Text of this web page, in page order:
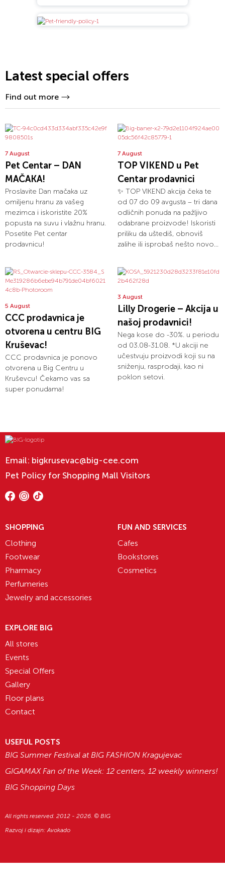
Latest special offers
Find out more
7 August
Pet Centar – DAN
MAČAKA!
Proslavite Dan mačaka uz
omiljenu hranu za vašeg
mezimca i iskoristite 20%
popusta na suvu i vlažnu hranu.
Posetite Pet centar
prodavnicu!
7 August
TOP VIKEND u Pet
Centar prodavnici
✨ TOP VIKEND akcija čeka te
od 07 do 09 avgusta – tri dana
odličnih ponuda na pažljivo
odabrane proizvode! Iskoristi
priliku da uštediš, obnoviš
zalihe ili isprobaš nešto novo...
5 August
CCC prodavnica je
otvorena u centru BIG
Kruševac!
CCC prodavnica je ponovo
otvorena u Big Centru u
Kruševcu! Čekamo vas sa
super ponudama!
3 August
Lilly Drogerie – Akcija u
našoj prodavnici!
Nega kose do -30%. u periodu
od 03.08-31.08. *U akciji ne
učestvuju proizvodi koji su na
sniženju, rasprodaji, kao ni
poklon setovi.
Email: bigkrusevac@big-cee.com
Pet Policy for Shopping Mall Visitors
SHOPPING
Clothing
Footwear
Pharmacy
Perfumeries
Jewelry and accessories
FUN AND SERVICES
Cafes
Bookstores
Cosmetics
EXPLORE BIG
All stores
Events
Special Offers
Gallery
Floor plans
Contact
USEFUL POSTS
BIG Summer Festival at BIG FASHION Kragujevac
GIGAMAX Fan of the Week: 12 centers, 12 weekly winners!
BIG Shopping Days
All rights reserved. 2012 - 2026. © BIG
Razvoj i dizajn:Avokado